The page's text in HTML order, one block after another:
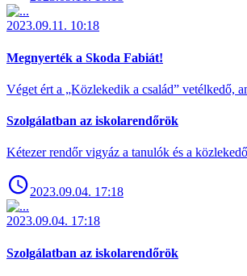
2023.09.11. 10:18
Megnyerték a Skoda Fabiát!
Véget ért a „Közlekedik a család” vetélkedő,
Szolgálatban az iskolarendőrök
Kétezer rendőr vigyáz a tanulók és a
2023.09.04. 17:18
2023.09.04. 17:18
Szolgálatban az iskolarendőrök